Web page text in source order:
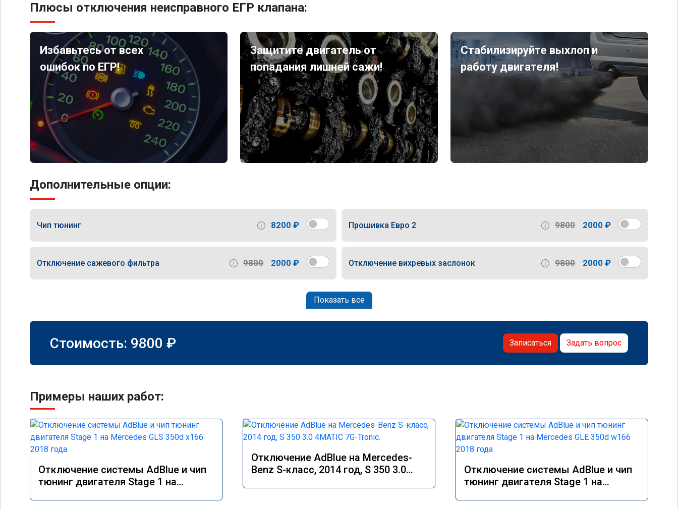
Плюсы отключения неисправного ЕГР клапана:
Избавьтесь от всех
ошибок по ЕГР!
Защитите двигатель от
попадания лишней сажи!
Стабилизируйте выхлоп и
работу двигателя!
Дополнительные опции:
Чип тюнинг 8200 ₽ Прошивка Евро 2 9800 2000 ₽
Отключение сажевого фильтра 9800 2000 ₽ Отключение вихревых заслонок 9800 2000 ₽
Показать все
Стоимость: 9800 ₽ Записаться Задать вопрос
Примеры наших работ:
Отключение системы AdBlue и чип
тюнинг двигателя Stage 1 на
Отключение AdBlue на Mercedes-
Benz S-класс, 2014 год, S 350 3.0
Отключение системы AdBlue и чип
тюнинг двигателя Stage 1 на